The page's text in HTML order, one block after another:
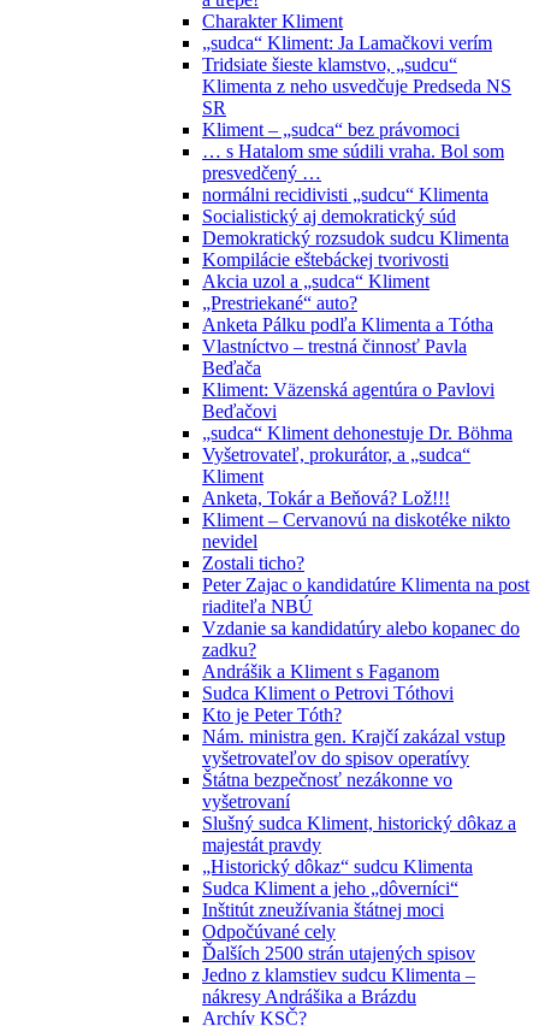
Charakter Kliment
„sudca“ Kliment: Ja Lamačkovi verím
Tridsiate šieste klamstvo, „sudcu“
Klimenta z neho usvedčuje Predseda NS
SR
Kliment – „sudca“ bez právomoci
… s Hatalom sme súdili vraha. Bol som
presvedčený …
normálni recidivisti „sudcu“ Klimenta
Socialistický aj demokratický súd
Demokratický rozsudok sudcu Klimenta
Kompilácie eštebáckej tvorivosti
Akcia uzol a „sudca“ Kliment
„Prestriekané“ auto?
Anketa Pálku podľa Klimenta a Tótha
Vlastníctvo – trestná činnosť Pavla
Beďača
Kliment: Väzenská agentúra o Pavlovi
Beďačovi
„sudca“ Kliment dehonestuje Dr. Böhma
Vyšetrovateľ, prokurátor, a „sudca“
Kliment
Anketa, Tokár a Beňová? Lož!!!
Kliment – Cervanovú na diskotéke nikto
nevidel
Zostali ticho?
Peter Zajac o kandidatúre Klimenta na post
riaditeľa NBÚ
Vzdanie sa kandidatúry alebo kopanec do
zadku?
Andrášik a Kliment s Faganom
Sudca Kliment o Petrovi Tóthovi
Kto je Peter Tóth?
Nám. ministra gen. Krajčí zakázal vstup
vyšetrovateľov do spisov operatívy
Štátna bezpečnosť nezákonne vo
vyšetrovaní
Slušný sudca Kliment, historický dôkaz a
majestát pravdy
„Historický dôkaz“ sudcu Klimenta
Sudca Kliment a jeho „dôverníci“
Inštitút zneužívania štátnej moci
Odpočúvané cely
Ďalších 2500 strán utajených spisov
Jedno z klamstiev sudcu Klimenta –
nákresy Andrášika a Brázdu
Archív KSČ?